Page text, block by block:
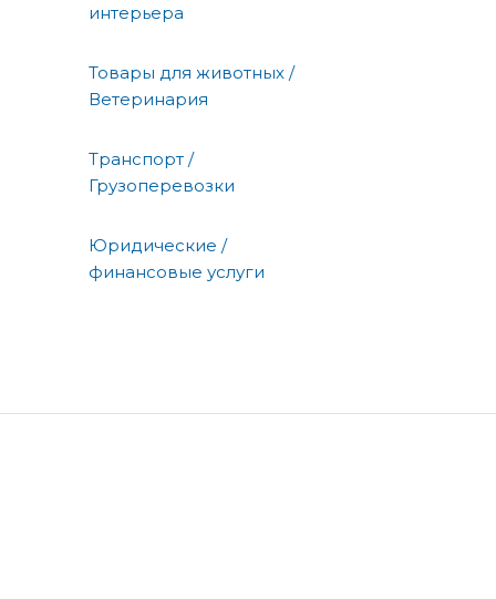
интерьера
Товары для животных /
Ветеринария
Транспорт /
Грузоперевозки
Юридические /
финансовые услуги